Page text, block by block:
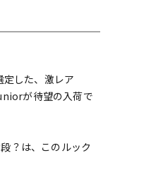
リ
した、激レア
が待望の入荷で
？は、このルック